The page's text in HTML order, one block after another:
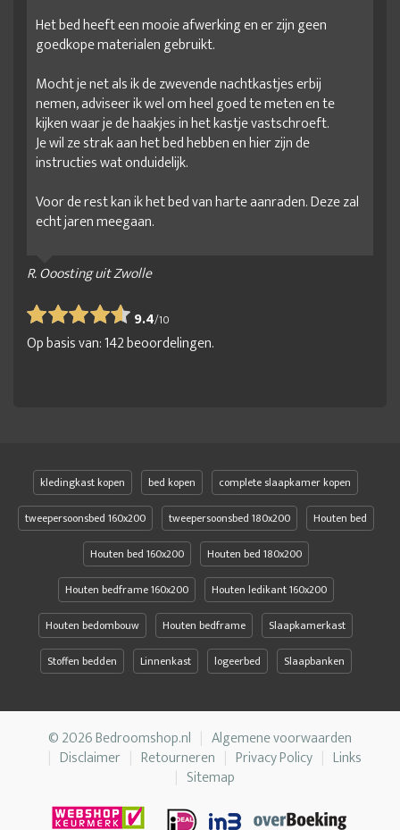
Het bed heeft een mooie afwerking en er zijn geen
goedkope materialen gebruikt.
Mocht je net als ik de zwevende nachtkastjes erbij
nemen, adviseer ik wel om heel goed te meten en te
kijken waar je de haakjes in het kastje vastschroeft.
Je wil ze strak aan het bed hebben en hier zijn de
instructies wat onduidelijk.
Voor de rest kan ik het bed van harte aanraden. Deze zal
echt jaren meegaan.
R. Ooosting uit Zwolle
9.4/10
Op basis van:142beoordelingen.
kledingkast kopen bed kopen
complete slaapkamer kopen
tweepersoonsbed 160x200
tweepersoonsbed 180x200
Houten bed
Houten bed 160x200
Houten bed 180x200
Houten bedframe 160x200
Houten ledikant 160x200
Houten bedombouw
Houten bedframe
Slaapkamerkast
Stoffen bedden
Linnenkast logeerbed Slaapbanken
© 2026 Bedroomshop.nl
Algemene voorwaarden
Disclaimer
Retourneren Privacy Policy
Links
Sitemap